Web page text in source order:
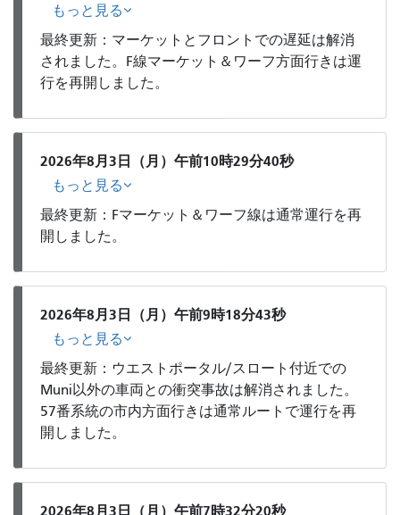
もっと見る
最終更新：マーケットとフロントでの遅延は解消
されました。F線マーケット＆ワーフ方面行きは運
行を再開しました。
2026年8月3日（月）午前10時29分40秒
もっと見る
最終更新：Fマーケット＆ワーフ線は通常運行を再
開しました。
2026年8月3日（月）午前9時18分43秒
もっと見る
最終更新：ウエストポータル/スロート付近での
Muni以外の車両との衝突事故は解消されました。
57番系統の市内方面行きは通常ルートで運行を再
開しました。
2026年8月3日（月）午前7時32分20秒